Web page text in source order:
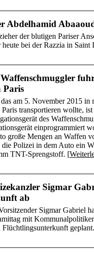
Abdelhamid
der blutigen Pariser
heute bei der Razzia in Saint
Paris
am 5. November 2015
transportieren wollte,
des
einprogrammiert
große Mengen an Waffen
Polizei in dem Auto ein
TNT-Sprengstoff. [
Sigmar
ab
Sigmar Gabriel
mit
Flüchtlingsunterkunft